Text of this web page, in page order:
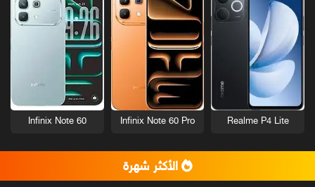
Realme P4 Lite
Infinix Note 60 Pro
Infinix Note 60
الأكثر شهرة